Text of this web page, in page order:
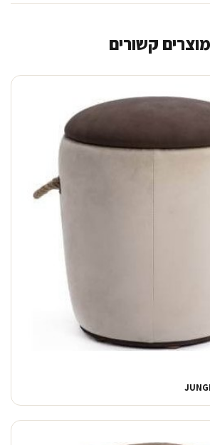
מוצרים קשורים